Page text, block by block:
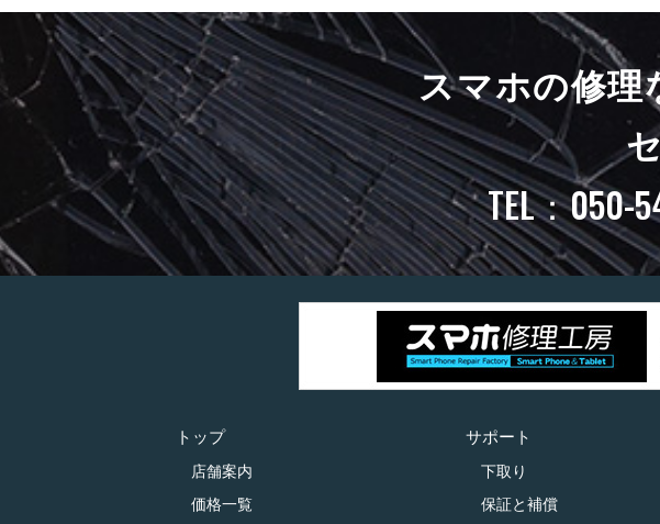
スマホの修理
TEL：050-
トップ
店舗案内
価格一覧
サポート
下取り
保証と補償